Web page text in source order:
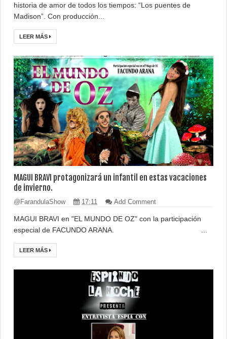
historia de amor de todos los tiempos: “Los puentes de
Madison”. Con producción...
LEER MÁS
MAGUI BRAVI protagonizará un infantil en estas vacaciones
de invierno.
@FarandulaShow 17:11 Add Comment
MAGUI BRAVI en "EL MUNDO DE OZ" con la participación
especial de FACUNDO ARANA. ...
LEER MÁS